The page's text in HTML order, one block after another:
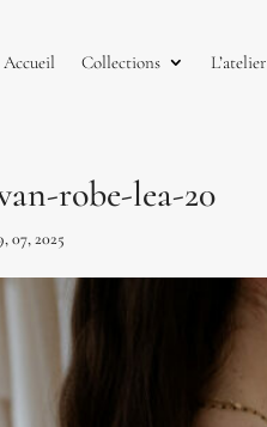
Accueil Collections L’atelier
robe-lea-20
07, 2025